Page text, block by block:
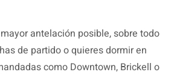
antelación posible, sobre todo
de partido o quieres dormir en
como Downtown, Brickell o